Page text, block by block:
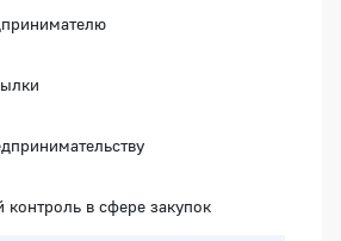
контроль в сфере закупок